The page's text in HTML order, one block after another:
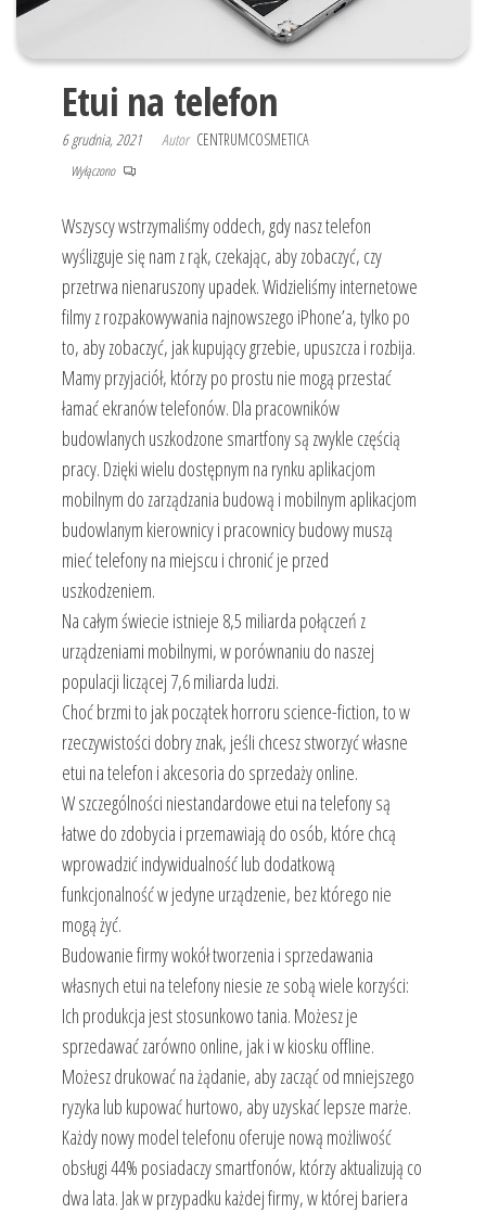
Etui na telefon
6 grudnia, 2021 Autor CENTRUMCOSMETICA
Wyłączono
Wszyscy wstrzymaliśmy oddech, gdy nasz telefon
wyślizguje się nam z rąk, czekając, aby zobaczyć, czy
przetrwa nienaruszony upadek. Widzieliśmy internetowe
filmy z rozpakowywania najnowszego iPhone’a, tylko po
to, aby zobaczyć, jak kupujący grzebie, upuszcza i rozbija.
Mamy przyjaciół, którzy po prostu nie mogą przestać
łamać ekranów telefonów. Dla pracowników
budowlanych uszkodzone smartfony są zwykle częścią
pracy. Dzięki wielu dostępnym na rynku aplikacjom
mobilnym do zarządzania budową i mobilnym aplikacjom
budowlanym kierownicy i pracownicy budowy muszą
mieć telefony na miejscu i chronić je przed
uszkodzeniem.
Na całym świecie istnieje 8,5 miliarda połączeń z
urządzeniami mobilnymi, w porównaniu do naszej
populacji liczącej 7,6 miliarda ludzi.
Choć brzmi to jak początek horroru science-fiction, to w
rzeczywistości dobry znak, jeśli chcesz stworzyć własne
etui na telefon i akcesoria do sprzedaży online.
W szczególności niestandardowe etui na telefony są
łatwe do zdobycia i przemawiają do osób, które chcą
wprowadzić indywidualność lub dodatkową
funkcjonalność w jedyne urządzenie, bez którego nie
mogą żyć.
Budowanie firmy wokół tworzenia i sprzedawania
własnych etui na telefony niesie ze sobą wiele korzyści:
Ich produkcja jest stosunkowo tania. Możesz je
sprzedawać zarówno online, jak i w kiosku offline.
Możesz drukować na żądanie, aby zacząć od mniejszego
ryzyka lub kupować hurtowo, aby uzyskać lepsze marże.
Każdy nowy model telefonu oferuje nową możliwość
obsługi 44% posiadaczy smartfonów, którzy aktualizują co
dwa lata. Jak w przypadku każdej firmy, w której bariera